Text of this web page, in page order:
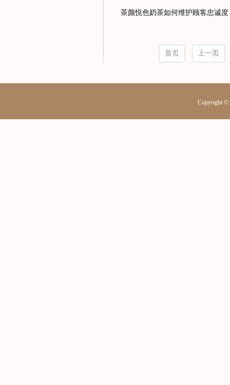
茶颜悦色奶茶如何维护顾客忠诚度
首页 上一页
Copyright